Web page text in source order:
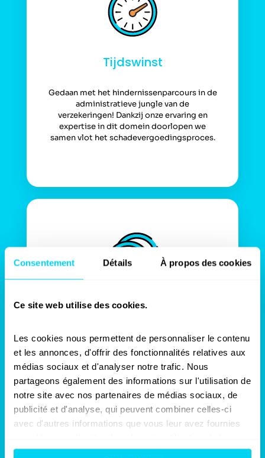
Consentement Détails À propos des cookies
Ce site web utilise des cookies.
Les cookies nous permettent de personnaliser le contenu
et les annonces, d'offrir des fonctionnalités relatives aux
médias sociaux et d'analyser notre trafic. Nous
partageons également des informations sur l'utilisation de
notre site avec nos partenaires de médias sociaux, de
publicité et d'analyse, qui peuvent combiner celles-ci
avec d'autres informations que vous leur avez fournies
services.
Tijdswinst
Gedaan met het hindernissenparcours in de
administratieve jungle van de
verzekeringen! Dankzij onze ervaring en
expertise in dit domein doorlopen we
samen vlot het schadevergoedingsproces.
Door de aanwezigheid van een Sinistra-
tegenexpert tijdens de
schadebesprekingen zal uw verzekeraar
verplicht zijn om een ernstige
schadevergoeding voor te stellen die uw
volledige schade dekt.